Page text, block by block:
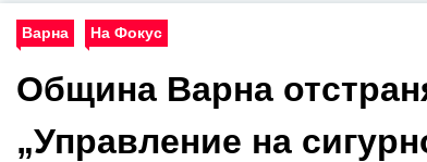
Варна На Фокус
Община Варна
„Управление на